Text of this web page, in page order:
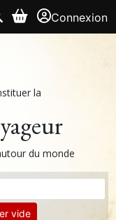
Connexion
la
du monde
vide